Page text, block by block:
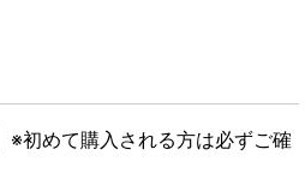
※初めて購入される方は必ずご確